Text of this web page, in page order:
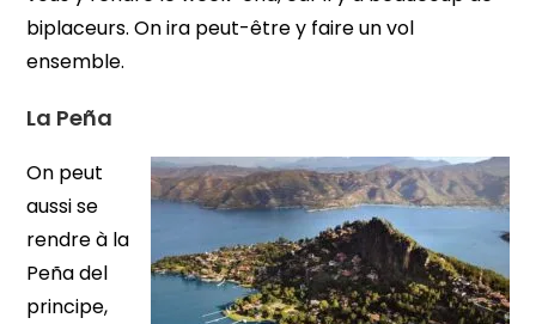
biplaceurs. On ira peut-être y faire un vol
ensemble.
La Peña
On peut
aussi se
rendre à la
Peña del
principe,